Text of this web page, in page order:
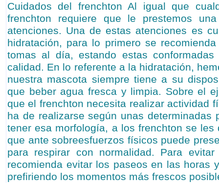
Cuidados del frenchton Al igual que
frenchton requiere que le prestemos
atenciones. Una de estas atenciones es
hidratación, para lo primero se
tomas al día, estando estas
calidad. En lo referente a la hidratación,
nuestra mascota siempre tiene a su
que beber agua fresca y limpia. Sobre el
que el frenchton necesita realizar actividad
ha de realizarse según unas determinadas
tener esa morfología, a los frenchton se les
que ante sobreesfuerzos físicos puede
para respirar con normalidad. Para
recomienda evitar los paseos en las horas
prefiriendo los momentos más frescos